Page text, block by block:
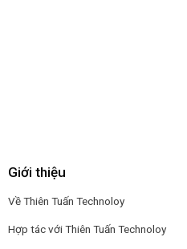
Giới thiệu
Về Thiên Tuấn Technoloy
Hợp tác với Thiên Tuấn Technoloy